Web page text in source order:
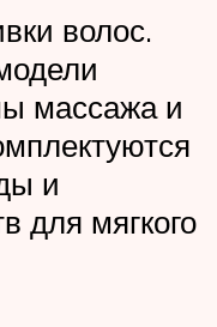
волос.
массажа и
и
для мягкого